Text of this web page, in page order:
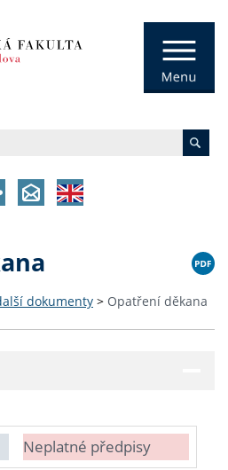
dokumenty > Opatření děkana
Neplatné předpisy